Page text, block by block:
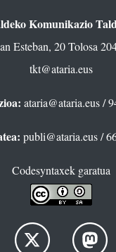
Komunikazio
Esteban, 20 Tolosa
tkt@ataria.eus
ataria@ataria.eus/
publi@ataria.eus/
Codesyntaxek garatua